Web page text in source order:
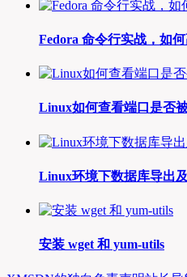
Fedora 命令行实战，如
Linux如何查看端口是否
Linux环境下数据库导出
安装 wget 和 yum-utils